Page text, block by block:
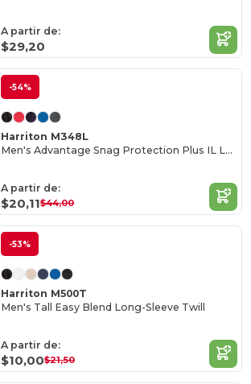
A partir de:
$29,20
-54%
Harriton M348L
Men's Advantage Snag Protection Plus IL Long Sleeve Polo
A partir de:
$20,11$44,00
-53%
Harriton M500T
Men's Tall Easy Blend Long-Sleeve Twill
A partir de:
$10,00$21,50